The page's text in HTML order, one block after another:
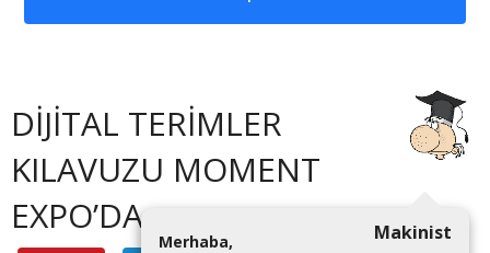
DİJİTAL TERİMLER
KILAVUZU MOMENT
EXPO’DA
Makinist
Merhaba,